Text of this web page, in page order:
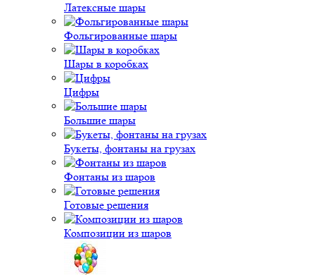
Латексные шары
Фольгированные шары
Шары в коробках
Цифры
Большие шары
Букеты, фонтаны на грузах
Фонтаны из шаров
Готовые решения
Композиции из шаров